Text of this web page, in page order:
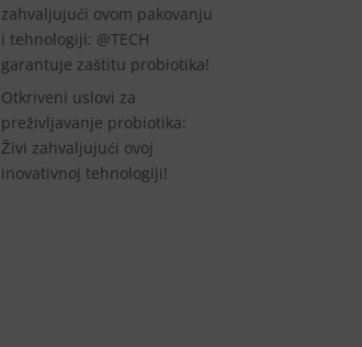
zahvaljujući ovom pakovanju
i tehnologiji: @TECH
garantuje zaštitu probiotika!
Otkriveni uslovi za
preživljavanje probiotika:
Živi zahvaljujući ovoj
inovativnoj tehnologiji!